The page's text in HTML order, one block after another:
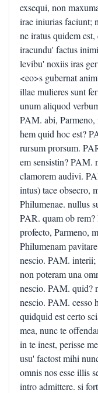
exsequi, non
irae iniurias faciunt;
ne iratus quidem
iracundu' factus
levibu' noxiis iras
<eo>s gubernat
illae mulieres sunt
unum aliquod
PAM. abi, Parmeno,
hem quid hoc est?
rursum prorsum.
em sensistin? PAM.
clamorem audivi.
intus) tace obsecro,
Philumenae. nullus
PAR. quam ob
profecto, Parmeno,
Philumenam
nescio. PAM.
non poteram una
nescio. PAM. quid?
nescio. PAM. cesso
quidquid est certo
mea, nunc te
in te inest, perisse
usu' factost mihi
omnis nos esse illis
intro admittere. si